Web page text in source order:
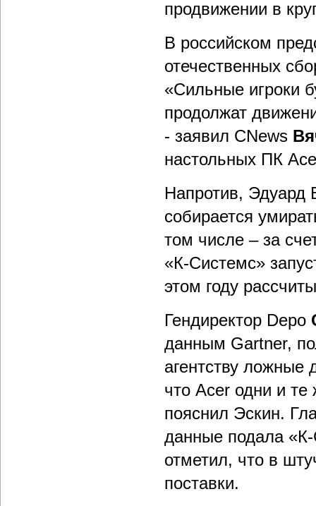
продвижении в
В российском
отечественных
«Сильные игроки
продолжат
- заявил CNews
настольных ПК
Напротив, Эдуард
собирается
том числе – за
«К-Системс»
этом году
Гендиректор Depo
данным Gartner,
агентству
что Acer одни и
пояснил Эскин.
данные подала
отметил, что в
поставки.